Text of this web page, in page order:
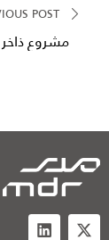
POST
مشروع